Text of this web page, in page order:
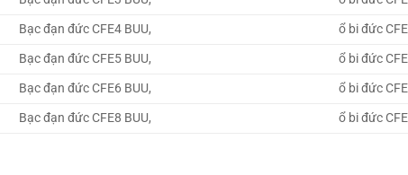
Bạc đạn đức CFE4 BUU,
ổ bi đức
Bạc đạn đức CFE5 BUU,
ổ bi đức
Bạc đạn đức CFE6 BUU,
ổ bi đức
Bạc đạn đức CFE8 BUU, ổ bi đức